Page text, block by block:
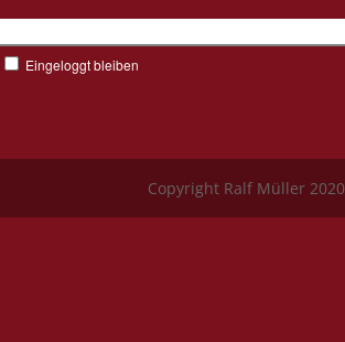
Eingeloggt bleiben
Copyright Ralf Müller 2020